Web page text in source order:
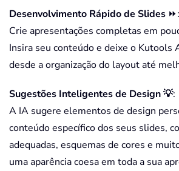
Desenvolvimento Rápido de Slides ⏩:
Crie apresentações completas em
Insira seu conteúdo e deixe o Kutools
desde a organização do layout até
Sugestões Inteligentes de Design 💡:
A IA sugere elementos de design
conteúdo específico dos seus slides,
adequadas, esquemas de cores e
uma aparência coesa em toda a sua